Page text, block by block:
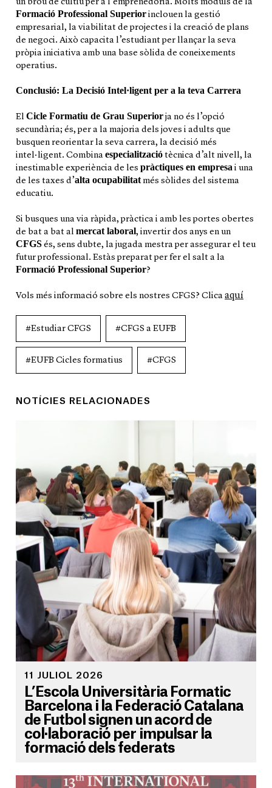
un brou de cultiu per a l’emprenedoria. Molts mòduls de la
Formació Professional Superior inclouen la gestió
empresarial, la viabilitat de projectes i la creació de plans
de negoci. Això capacita l’estudiant per llançar la seva
pròpia iniciativa amb una base sòlida de coneixements
operatius.
Conclusió: La Decisió Intel·ligent per a la teva Carrera
El Cicle Formatiu de Grau Superior ja no és l’opció
secundària; és, per a la majoria dels joves i adults que
busquen reorientar la seva carrera, la decisió més
intel·ligent. Combina especialització tècnica d’alt nivell, la
inestimable experiència de les pràctiques en empresa i una
de les taxes d’alta ocupabilitatmés sòlides del sistema
educatiu.
Si busques una via ràpida, pràctica i amb les portes obertes
de bat a bat al mercat laboral, invertir dos anys en un
CFGS és, sens dubte, la jugada mestra per assegurar el teu
futur professional. Estàs preparat per fer el salt a la
Formació Professional Superior?
Vols més informació sobre els nostres CFGS? Clica aquí
#Estudiar CFGS #CFGS a EUFB
#EUFB Cicles formatius #CFGS
NOTÍCIES RELACIONADES
11 JULIOL 2026
L’Escola Universitària Formatic
Barcelona i la Federació Catalana
de Futbol signen un acord de
col·laboració per impulsar la
formació dels federats